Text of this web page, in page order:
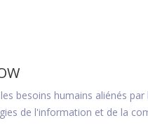
besoins humains aliénés par
de l'information et de la